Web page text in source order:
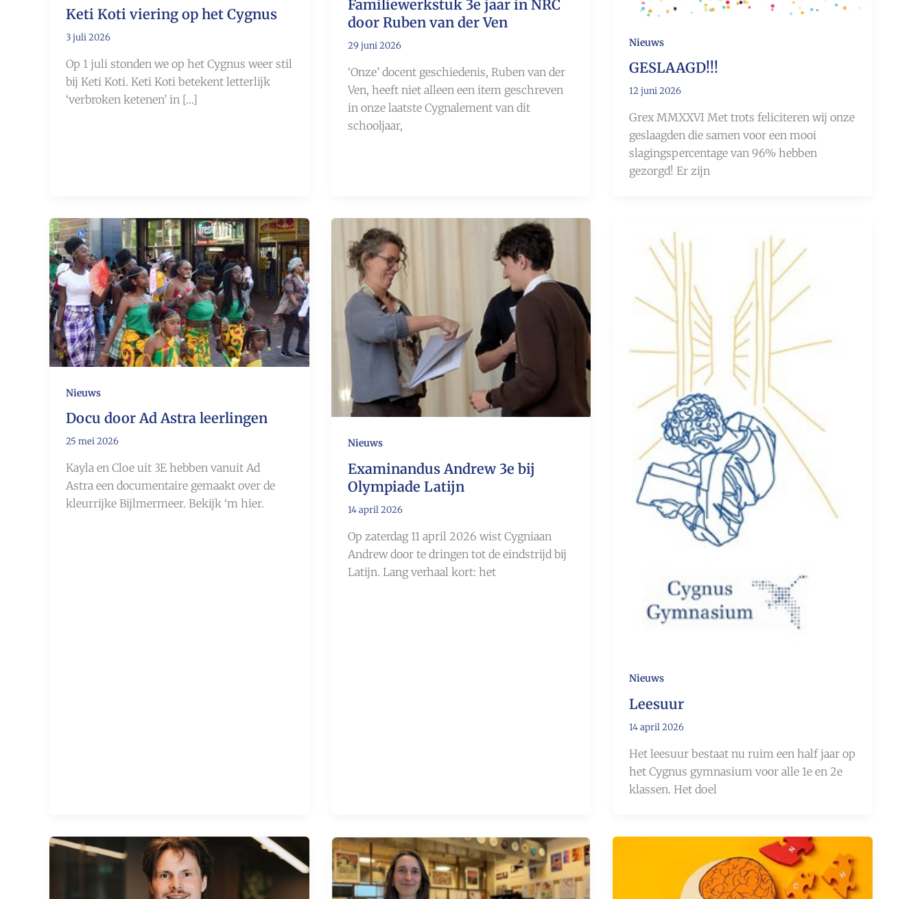
Keti Koti viering op het Cygnus
3 juli 2026
Op 1 juli stonden we op het Cygnus weer stil
bij Keti Koti. Keti Koti betekent letterlijk
‘verbroken ketenen’ in […]
Familiewerkstuk 3e jaar in NRC
door Ruben van der Ven
29 juni 2026
‘Onze’ docent geschiedenis, Ruben van der
Ven, heeft niet alleen een item geschreven
in onze laatste Cygnalement van dit
schooljaar,
Nieuws
GESLAAGD!!!
12 juni 2026
Grex MMXXVI Met trots feliciteren wij onze
geslaagden die samen voor een mooi
slagingspercentage van 96% hebben
gezorgd! Er zijn
Nieuws
Docu door Ad Astra leerlingen
25 mei 2026
Kayla en Cloe uit 3E hebben vanuit Ad
Astra een documentaire gemaakt over de
kleurrijke Bijlmermeer. Bekijk ‘m hier.
Nieuws
Examinandus Andrew 3e bij
Olympiade Latijn
14 april 2026
Op zaterdag 11 april 2026 wist Cygniaan
Andrew door te dringen tot de eindstrijd bij
Latijn. Lang verhaal kort: het
Nieuws
Leesuur
14 april 2026
Het leesuur bestaat nu ruim een half jaar op
het Cygnus gymnasium voor alle 1e en 2e
klassen. Het doel